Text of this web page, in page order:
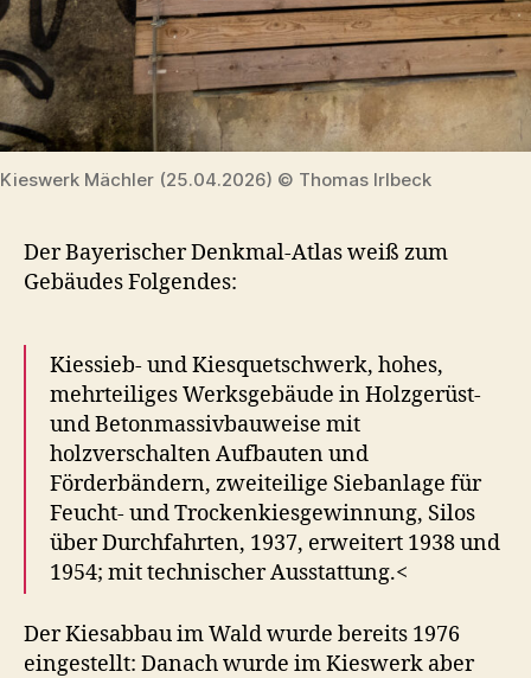
Kieswerk Mächler (25.04.2026) © Thomas Irlbeck
Der Bayerischer Denkmal-Atlas weiß zum
Gebäudes Folgendes:
Kiessieb- und Kiesquetschwerk, hohes,
mehrteiliges Werksgebäude in Holzgerüst-
und Betonmassivbauweise mit
holzverschalten Aufbauten und
Förderbändern, zweiteilige Siebanlage für
Feucht- und Trockenkiesgewinnung, Silos
über Durchfahrten, 1937, erweitert 1938 und
1954; mit technischer Ausstattung.<
Der Kiesabbau im Wald wurde bereits 1976
eingestellt: Danach wurde im Kieswerk aber